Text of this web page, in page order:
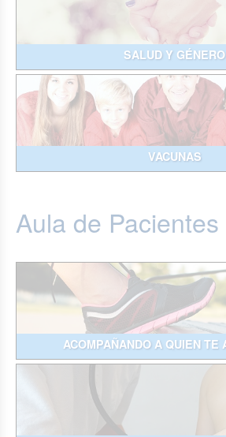
SALUD Y GÉNERO
VACUNAS
Aula de Pacientes
ACOMPAÑANDO A QUIEN TE